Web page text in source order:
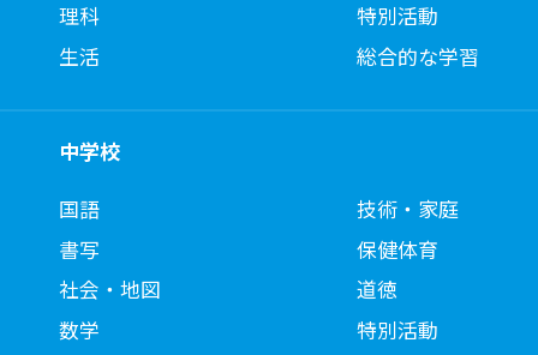
理科
生活
特別活動
総合的な学習
中学校
国語
書写
社会・地図
数学
技術・家庭
保健体育
道徳
特別活動